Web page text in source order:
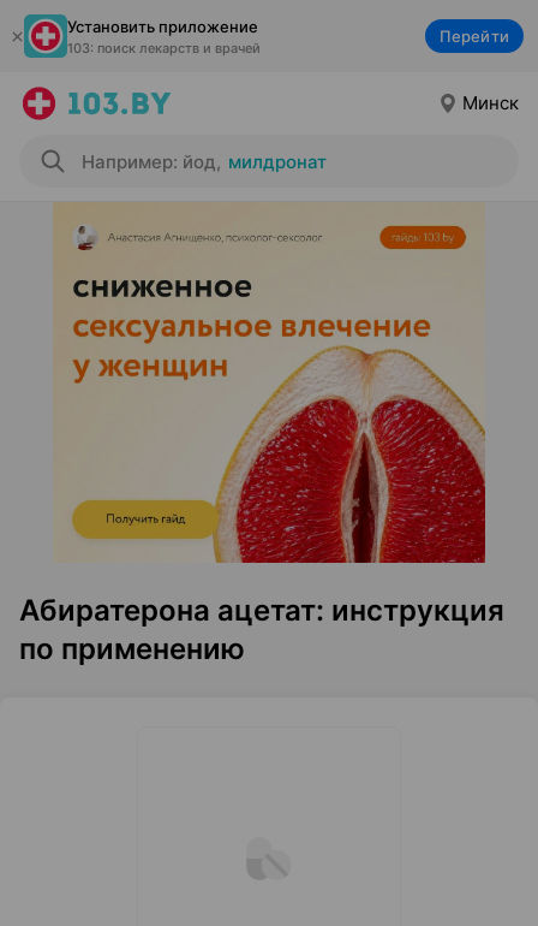
Установить приложение
103: поиск лекарств и врачей
Перейти
Минск
Например: йод, милдронат
Абиратерона ацетат: инструкция
по применению